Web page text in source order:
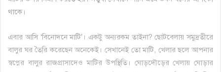
থাকে।
এবার আসি ‘বিনোদনে মাটি’। একটু অন্যরকম তাইনা? ছোটবেলায় সমুদ্রতীরে
বালুর ঘর তৈ্রি করেছেন অনেকেই। সেখানেই তো মাটি, খেলার ছলে আপনার
স্বপ্নের বালুর রাজপ্রাসাদেও মাটির উপস্থিতি। ঘোড়দৌড়ের খেলায় ঘোড়ার